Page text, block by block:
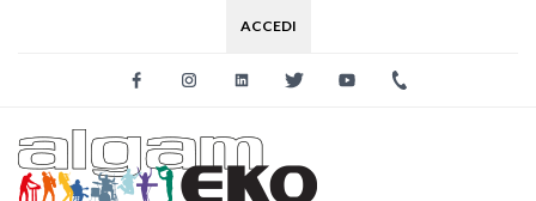
ACCEDI
FacebookInstagramLinkedinTwitter Youtube